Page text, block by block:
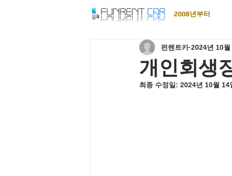
2008년부터
개인회생
펀렌트카 2024년 10월
최종 수정일: 2024년 10월 14